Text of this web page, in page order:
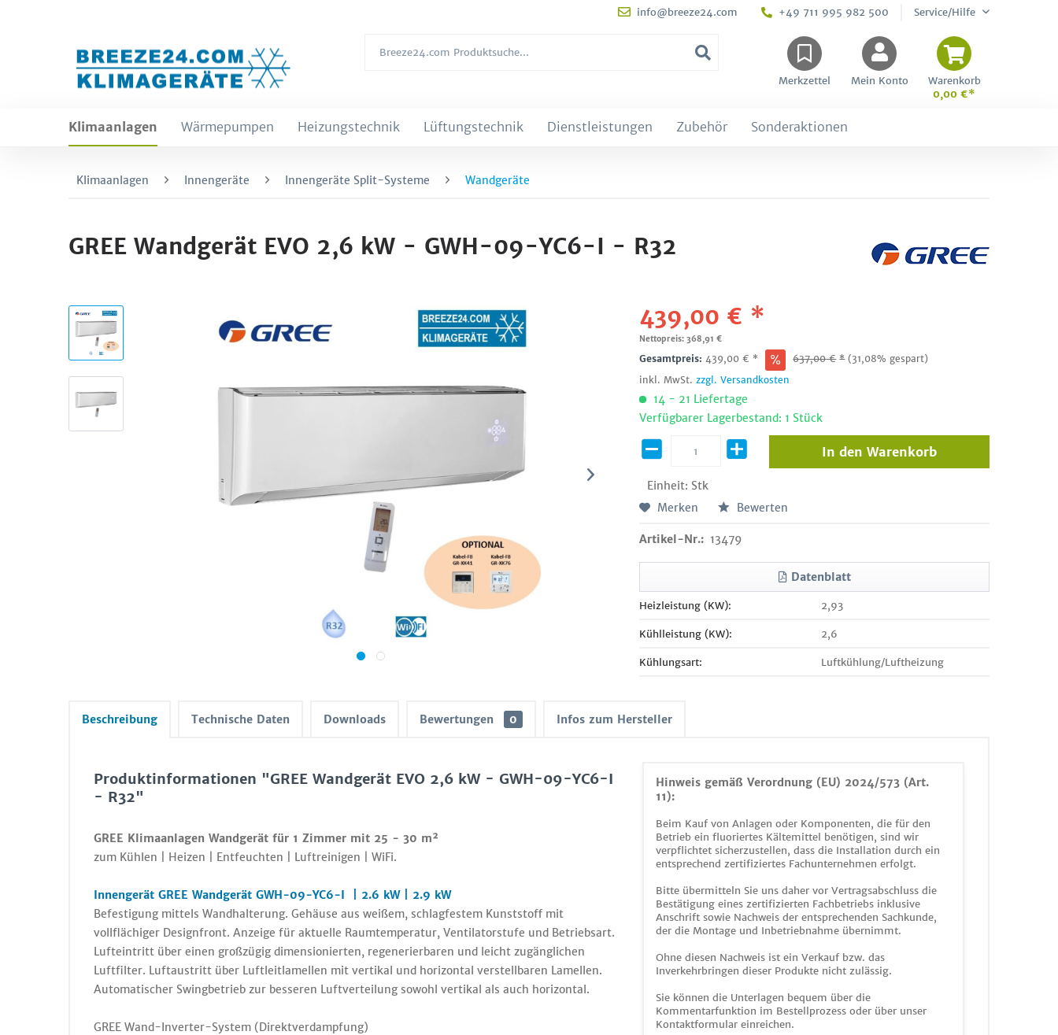
info@breeze24.com +49 711 995 982 500 Service/Hilfe
Merkzettel Mein Konto
Warenkorb
0,00 €*
Klimaanlagen Wärmepumpen Heizungstechnik Lüftungstechnik Dienstleistungen Zubehör Sonderaktionen
Klimaanlagen Innengeräte Innengeräte Split-Systeme Wandgeräte
GREE Wandgerät EVO 2,6 kW - GWH-09-YC6-I - R32
439,00 € *
Nettopreis: 368,91 €
Gesamtpreis:439,00 € * 637,00€ * (31,08% gespart)
inkl. MwSt.zzgl. Versandkosten
14 - 21 Liefertage
Verfügbarer Lagerbestand: 1 Stück
Einheit: Stk
In den Warenkorb
Merken Bewerten
Artikel-Nr.: 13479
Datenblatt
Heizleistung (KW): 2,93
Kühlleistung (KW): 2,6
Kühlungsart: Luftkühlung/Luftheizung
Beschreibung Technische Daten Downloads Bewertungen 0 Infos zum Hersteller
Hinweis gemäß Verordnung (EU) 2024/573 (Art.
11):
Beim Kauf von Anlagen oder Komponenten, die für den
Betrieb ein fluoriertes Kältemittel benötigen, sind wir
verpflichtet sicherzustellen, dass die Installation durch ein
entsprechend zertifiziertes Fachunternehmen erfolgt.
Bitte übermitteln Sie uns daher vor Vertragsabschluss die
Bestätigung eines zertifizierten Fachbetriebs inklusive
Anschrift sowie Nachweis der entsprechenden Sachkunde,
der die Montage und Inbetriebnahme übernimmt.
Ohne diesen Nachweis ist ein Verkauf bzw. das
Inverkehrbringen dieser Produkte nicht zulässig.
Sie können die Unterlagen bequem über die
Kommentarfunktion im Bestellprozess oder über unser
Kontaktformular einreichen.
Produktinformationen "GREE Wandgerät EVO 2,6 kW - GWH-09-YC6-I
- R32"
GREE Klimaanlagen Wandgerät für 1 Zimmer mit 25 - 30 m²
zum Kühlen | Heizen | Entfeuchten | Luftreinigen | WiFi.
Innengerät GREE Wandgerät GWH-09-YC6-I | 2.6 kW | 2.9 kW
Befestigung mittels Wandhalterung. Gehäuse aus weißem, schlagfestem Kunststoff mit
vollflächiger Designfront. Anzeige für aktuelle Raumtemperatur, Ventilatorstufe und Betriebsart.
Lufteintritt über einen großzügig dimensionierten, regenerierbaren und leicht zugänglichen
Luftfilter. Luftaustritt über Luftleitlamellen mit vertikal und horizontal verstellbaren Lamellen.
Automatischer Swingbetrieb zur besseren Luftverteilung sowohl vertikal als auch horizontal.
GREE Wand-Inverter-System (Direktverdampfung)